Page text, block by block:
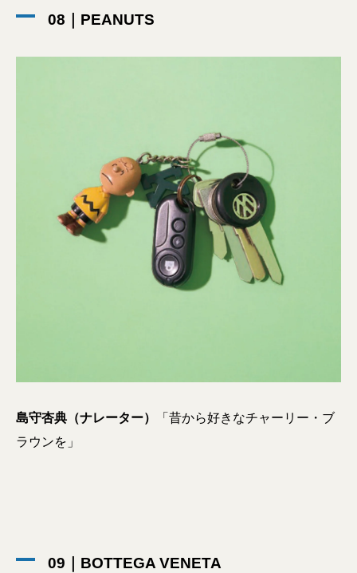
08｜PEANUTS
島守杏典（ナレーター）
「昔から好きなチャーリー・ブ
ラウンを」
09｜BOTTEGA VENETA